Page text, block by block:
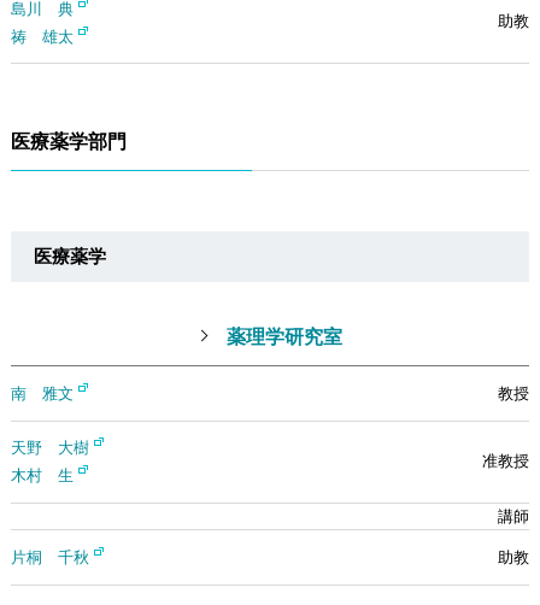
島川 典
祷 雄太
医療薬学部門
医療薬学
薬理学研究室
南 雅文
天野 大樹
木村 生
片桐 千秋